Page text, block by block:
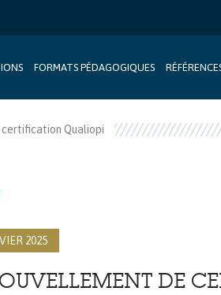
FORMATS PÉDAGOGIQUES
Qualiopi
2025
DE